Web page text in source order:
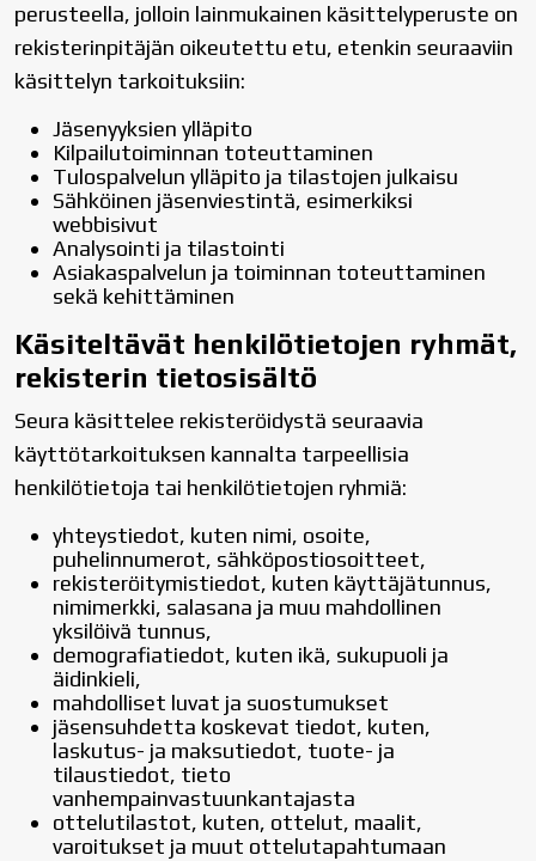
perusteella, jolloin lainmukainen käsittelyperuste on
rekisterinpitäjän oikeutettu etu, etenkin seuraaviin
käsittelyn tarkoituksiin:
Jäsenyyksien ylläpito
Kilpailutoiminnan toteuttaminen
Tulospalvelun ylläpito ja tilastojen julkaisu
Sähköinen jäsenviestintä, esimerkiksi
webbisivut
Analysointi ja tilastointi
Asiakaspalvelun ja toiminnan toteuttaminen
sekä kehittäminen
Käsiteltävät henkilötietojen ryhmät,
rekisterin tietosisältö
Seura käsittelee rekisteröidystä seuraavia
käyttötarkoituksen kannalta tarpeellisia
henkilötietoja tai henkilötietojen ryhmiä:
yhteystiedot, kuten nimi, osoite,
puhelinnumerot, sähköpostiosoitteet,
rekisteröitymistiedot, kuten käyttäjätunnus,
nimimerkki, salasana ja muu mahdollinen
yksilöivä tunnus,
demografiatiedot, kuten ikä, sukupuoli ja
äidinkieli,
mahdolliset luvat ja suostumukset
jäsensuhdetta koskevat tiedot, kuten,
laskutus- ja maksutiedot, tuote- ja
tilaustiedot, tieto
vanhempainvastuunkantajasta
ottelutilastot, kuten, ottelut, maalit,
varoitukset ja muut ottelutapahtumaan